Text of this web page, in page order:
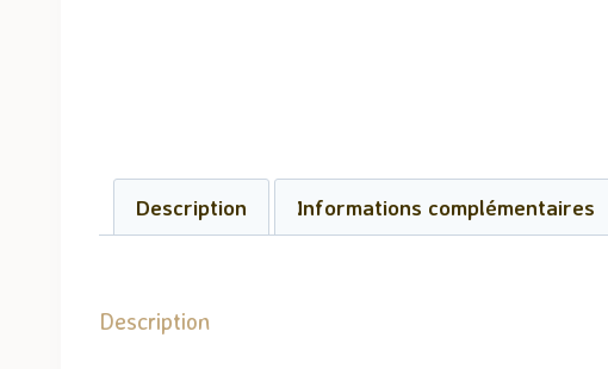
Description Informations complémentaires
Description